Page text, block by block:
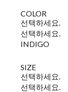
COLOR
선택하세요.
선택하세요.
INDIGO
SIZE
선택하세요.
선택하세요.